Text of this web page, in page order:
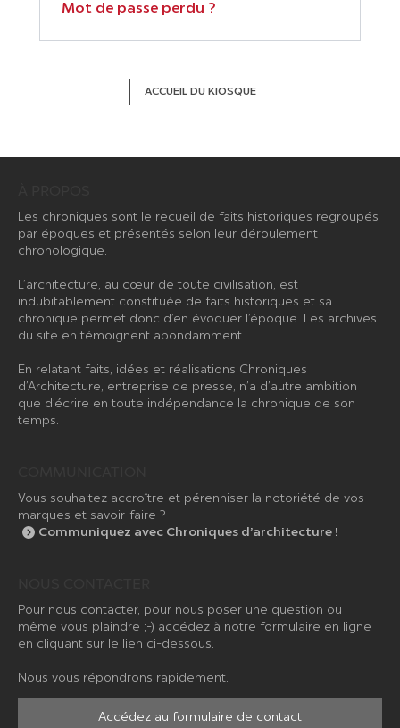
Mot de passe perdu ?
ACCUEIL DU KIOSQUE
Les chroniques sont le recueil de faits historiques regroupés
par époques et présentés selon leur déroulement
chronologique.
L’architecture, au cœur de toute civilisation, est
indubitablement constituée de faits historiques et sa
chronique permet donc d’en évoquer l’époque. Les archives
du site en témoignent abondamment.
En relatant faits, idées et réalisations Chroniques
d’Architecture, entreprise de presse, n’a d’autre ambition
que d’écrire en toute indépendance la chronique de son
temps.
Vous souhaitez accroître et pérenniser la notoriété de vos
marques et savoir-faire ?
Communiquez avec Chroniques d’architecture !
Pour nous contacter, pour nous poser une question ou
même vous plaindre ;-) accédez à notre formulaire en ligne
en cliquant sur le lien ci-dessous.
Nous vous répondrons rapidement.
Accédez au formulaire de contact